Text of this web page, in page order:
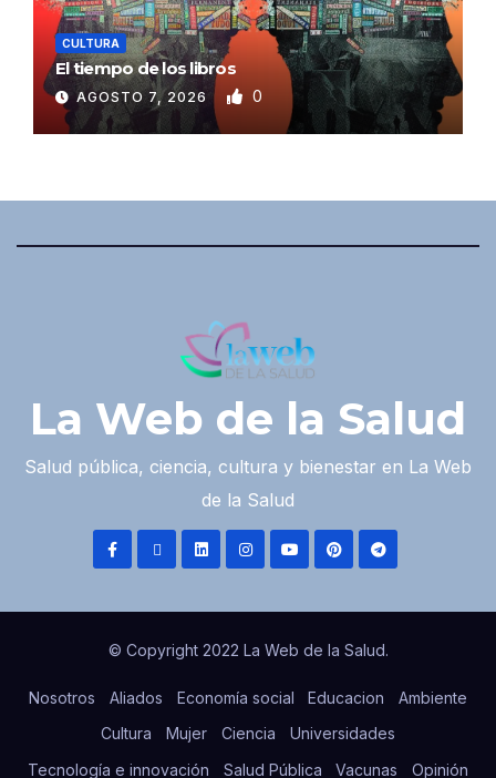
CULTURA
El tiempo de los libros
AGOSTO 7, 2026 0
La Web de la Salud
Salud pública, ciencia, cultura y bienestar en La Web
de la Salud
© Copyright 2022 La Web de la Salud.
Nosotros Aliados Economía social Educacion
Ambiente
Cultura
Mujer Ciencia
Universidades
Tecnología e innovación
Salud Pública Vacunas Opinión